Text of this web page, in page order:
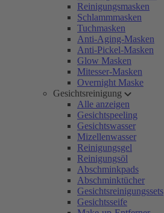
Reinigungsmasken
Schlammmasken
Tuchmasken
Anti-Aging-Masken
Anti-Pickel-Masken
Glow Masken
Mitesser-Masken
Overnight Maske
Gesichtsreinigung
Alle anzeigen
Gesichtspeeling
Gesichtswasser
Mizellenwasser
Reinigungsgel
Reinigungsöl
Abschminkpads
Abschminktücher
Gesichtsreinigungssets
Gesichtsseife